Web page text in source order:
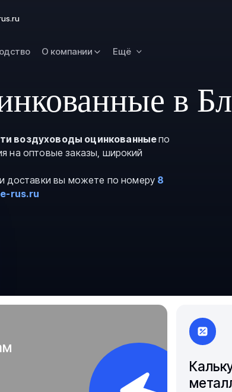
О компании Ещё
Рязань
в
воздуховоды оцинкованныепо
на оптовые заказы, широкий
доставки вы можете по номеру 8
rus.ru